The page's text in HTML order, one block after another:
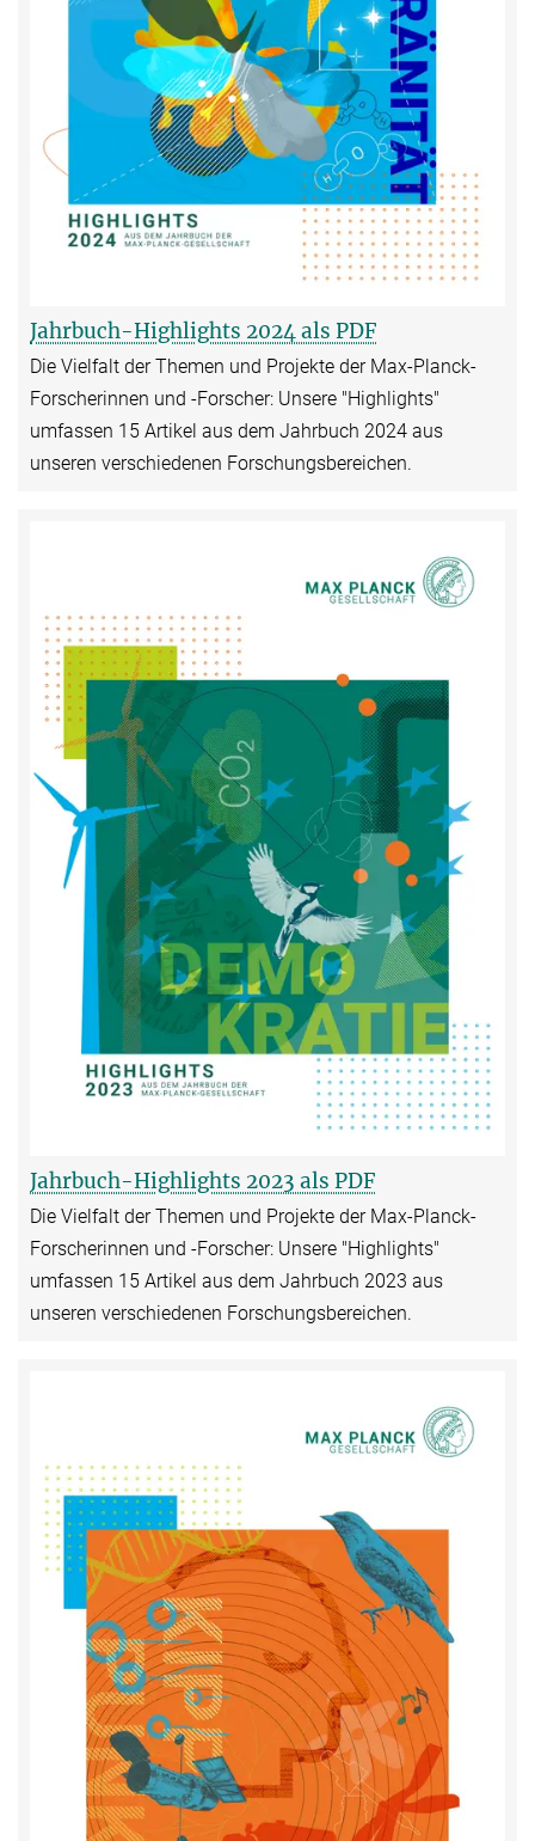
Jahrbuch-Highlights 2024 als PDF
Die Vielfalt der Themen und Projekte der Max-Planck-
Forscherinnen und -Forscher: Unsere "Highlights"
umfassen 15 Artikel aus dem Jahrbuch 2024 aus
unseren verschiedenen Forschungsbereichen.
Jahrbuch-Highlights 2023 als PDF
Die Vielfalt der Themen und Projekte der Max-Planck-
Forscherinnen und -Forscher: Unsere "Highlights"
umfassen 15 Artikel aus dem Jahrbuch 2023 aus
unseren verschiedenen Forschungsbereichen.